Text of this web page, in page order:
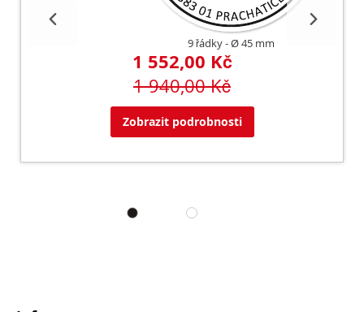
9 řádky Ø 45 mm
1 552,00 Kč
1 940,00 Kč
Zobrazit podrobnosti